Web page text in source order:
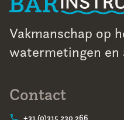
Vakmanschap op
watermetingen en
Contact
+31 (0)315 230 266